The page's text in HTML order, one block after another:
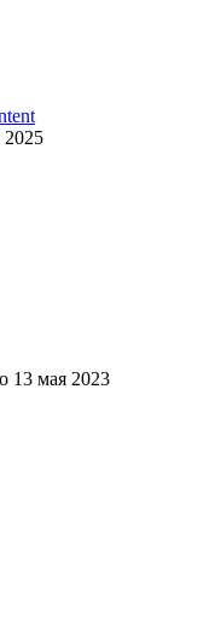
2025
13 мая 2023